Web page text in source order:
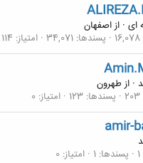
ای · ازاصفهان
16,078 پسندها 34,071 امتیاز 114
· ازطهرون
203 پسندها 123 امتیاز 0
amir-
1 پسندها 1 امتیاز 0